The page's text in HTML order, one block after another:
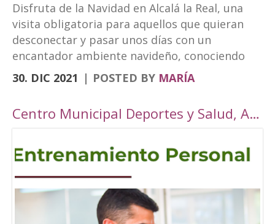
Disfruta de la Navidad en Alcalá la Real, una
visita obligatoria para aquellos que quieran
desconectar y pasar unos días con un
encantador ambiente navideño, conociendo
los rincones tan bonitos que ofrece nuestra
localidad. Este año, Alcalá la Real oferta todo
con una cuidada ambientación navideña. El
Ayuntamiento pasarán ser un parque navideño
donde se colocará un tobogán de hielo
artificial y un tiovivo, acompañados de un
alumbrado navideño digno de la hermosura de
nuestra localidad junto a puestos de castañas,
30. DIC 2021 POSTED BY MARÍA
Centro Municipal Deportes y Salud, Alcalá la Real